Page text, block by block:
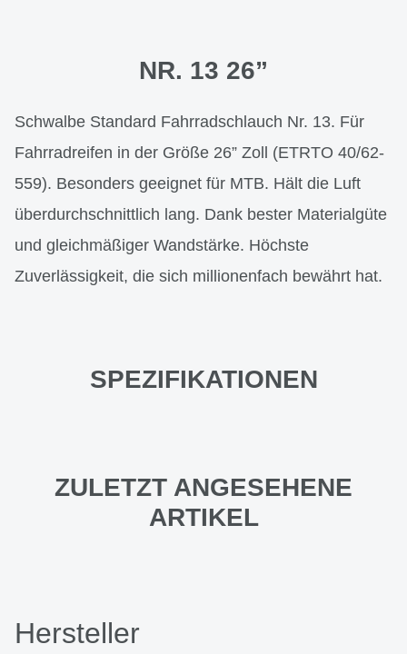
NR. 13 26”
Schwalbe Standard Fahrradschlauch Nr. 13. Für
Fahrradreifen in der Größe 26” Zoll (ETRTO 40/62-
559). Besonders geeignet für MTB. Hält die Luft
überdurchschnittlich lang. Dank bester Materialgüte
und gleichmäßiger Wandstärke. Höchste
Zuverlässigkeit, die sich millionenfach bewährt hat.
SPEZIFIKATIONEN
ZULETZT ANGESEHENE
ARTIKEL
Hersteller